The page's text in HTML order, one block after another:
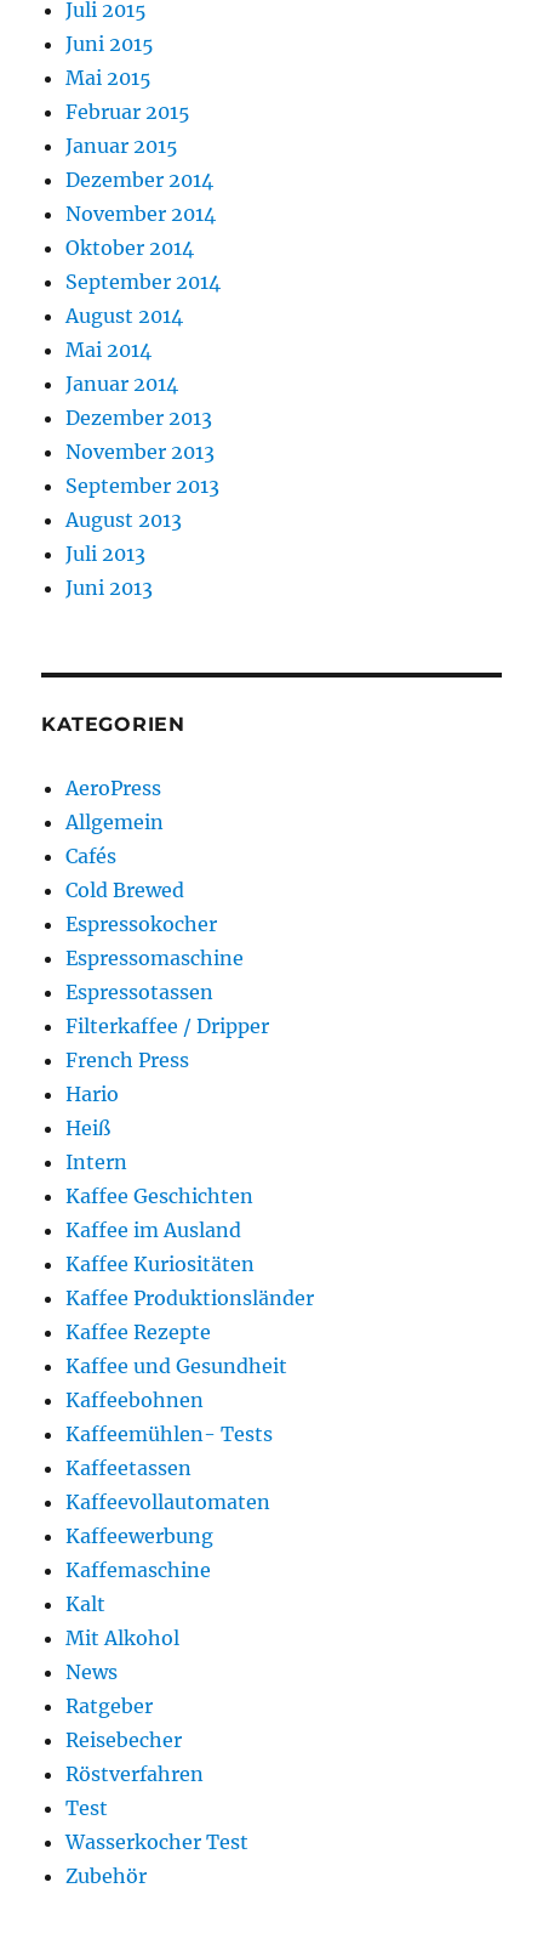
Juli 2015
Juni 2015
Mai 2015
Februar 2015
Januar 2015
Dezember 2014
November 2014
Oktober 2014
September 2014
August 2014
Mai 2014
Januar 2014
Dezember 2013
November 2013
September 2013
August 2013
Juli 2013
Juni 2013
KATEGORIEN
AeroPress
Allgemein
Cafés
Cold Brewed
Espressokocher
Espressomaschine
Espressotassen
Filterkaffee / Dripper
French Press
Hario
Heiß
Intern
Kaffee Geschichten
Kaffee im Ausland
Kaffee Kuriositäten
Kaffee Produktionsländer
Kaffee Rezepte
Kaffee und Gesundheit
Kaffeebohnen
Kaffeemühlen- Tests
Kaffeetassen
Kaffeevollautomaten
Kaffeewerbung
Kaffemaschine
Kalt
Mit Alkohol
News
Ratgeber
Reisebecher
Röstverfahren
Test
Wasserkocher Test
Zubehör